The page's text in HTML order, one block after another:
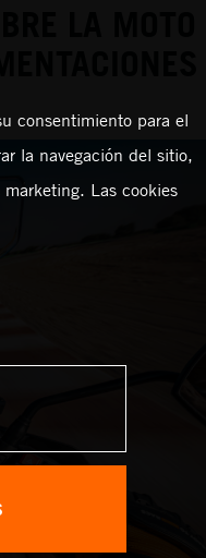
consentimiento para el
la navegación del sitio,
Las cookies